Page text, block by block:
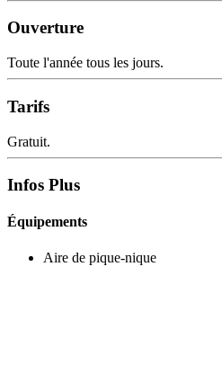
Ouverture
Toute l'année tous les jours.
Tarifs
Gratuit.
Infos Plus
Équipements
Aire de pique-nique